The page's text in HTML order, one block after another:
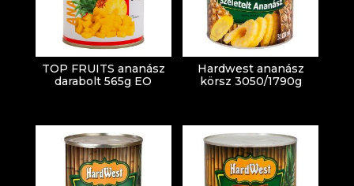
TOP FRUITS ananász
darabolt 565g EO
Hardwest ananász
körsz 3050/1790g